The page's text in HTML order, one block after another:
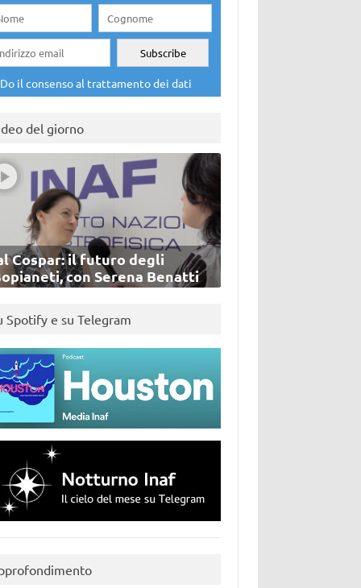
il consenso al trattamento dei dati
del giorno
Cospar: il futuro degli
con Serena Benatti
Spotify e su Telegram